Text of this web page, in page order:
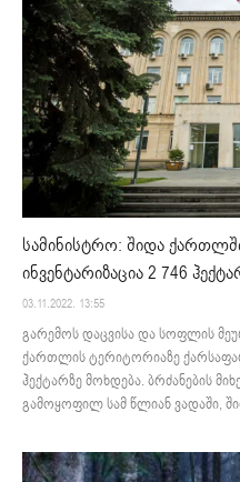
სამინისტრო: შიდა
ინვენტარიზაცია 2 746
03.11.2022. 13:55
გარემოს დაცვისა და სოფლის
ქართლის ტერიტორიაზე
ჰექტარზე მოხდება. ბრძანების
გამოყოფილ სამ წლიან ვადაში,